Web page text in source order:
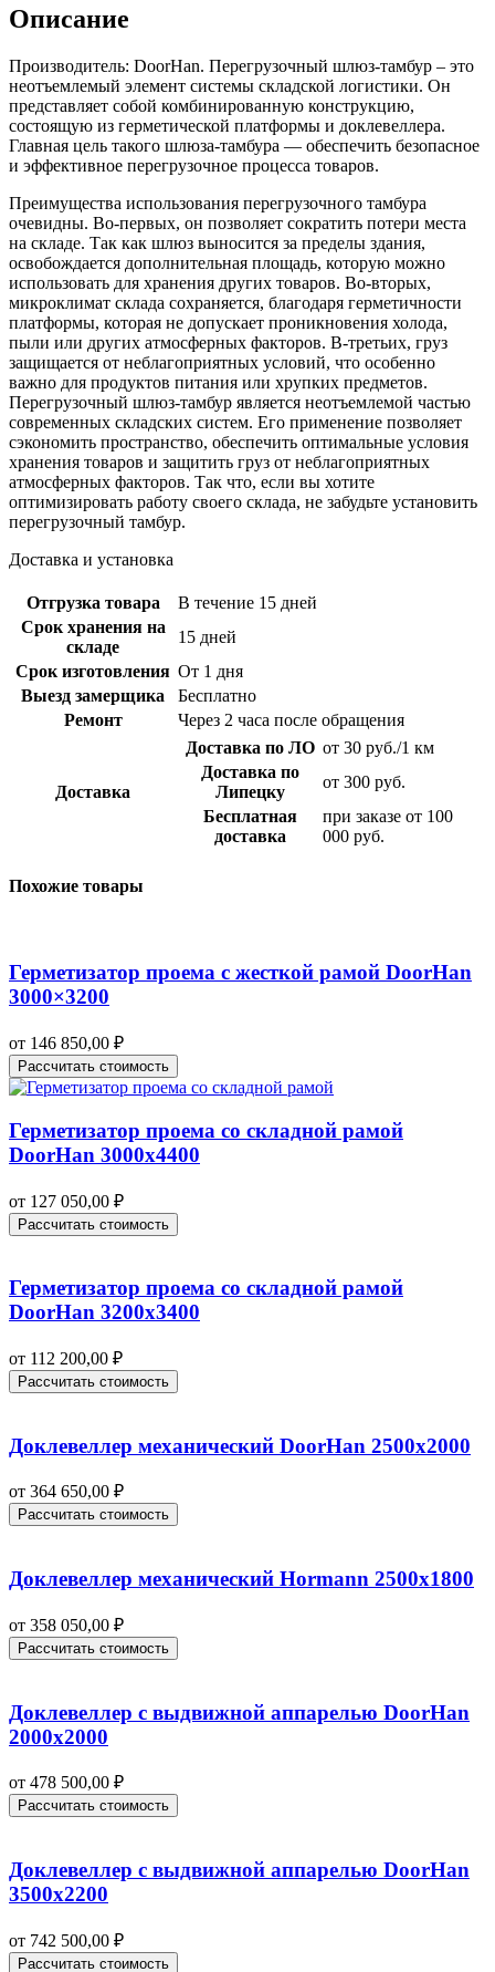
Описание
Производитель: DoorHan. Перегрузочный шлюз-тамбур – это
неотъемлемый элемент системы складской логистики. Он
представляет собой комбинированную конструкцию,
состоящую из герметической платформы и доклевеллера.
Главная цель такого шлюза-тамбура — обеспечить безопасное
и эффективное перегрузочное процесса товаров.
Преимущества использования перегрузочного тамбура
очевидны. Во-первых, он позволяет сократить потери места
на складе. Так как шлюз выносится за пределы здания,
освобождается дополнительная площадь, которую можно
использовать для хранения других товаров. Во-вторых,
микроклимат склада сохраняется, благодаря герметичности
платформы, которая не допускает проникновения холода,
пыли или других атмосферных факторов. В-третьих, груз
защищается от неблагоприятных условий, что особенно
важно для продуктов питания или хрупких предметов.
Перегрузочный шлюз-тамбур является неотъемлемой частью
современных складских систем. Его применение позволяет
сэкономить пространство, обеспечить оптимальные условия
хранения товаров и защитить груз от неблагоприятных
атмосферных факторов. Так что, если вы хотите
оптимизировать работу своего склада, не забудьте установить
перегрузочный тамбур.
Доставка и установка
Отгрузка товара
В течение 15 дней
Срок хранения на
складе
15 дней
Срок изготовления От 1 дня
Выезд замерщика
Бесплатно
Ремонт
Через 2 часа после обращения
Доставка
Доставка по ЛО от 30 руб./1 км
Доставка по
Липецку
от 300 руб.
Бесплатная
доставка
при заказе от 100
000 руб.
Похожие товары
Герметизатор проема с жесткой рамой DoorHan
3000×3200
от 146 850,00 ₽
Рассчитать стоимость
Герметизатор проема со складной рамой
DoorHan 3000х4400
от 127 050,00 ₽
Рассчитать стоимость
Герметизатор проема со складной рамой
DoorHan 3200х3400
от 112 200,00 ₽
Рассчитать стоимость
Доклевеллер механический DoorHan 2500х2000
от 364 650,00 ₽
Рассчитать стоимость
Доклевеллер механический Hormann 2500х1800
от 358 050,00 ₽
Рассчитать стоимость
Доклевеллер с выдвижной аппарелью DoorHan
2000х2000
от 478 500,00 ₽
Рассчитать стоимость
Доклевеллер с выдвижной аппарелью DoorHan
3500х2200
от 742 500,00 ₽
Рассчитать стоимость